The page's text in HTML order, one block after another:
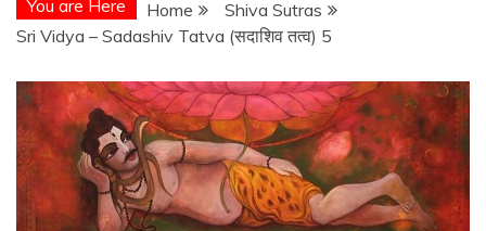
You are Here Home
Shiva Sutras
Sri Vidya – Sadashiv Tatva (सदाशिव तत्व) 5